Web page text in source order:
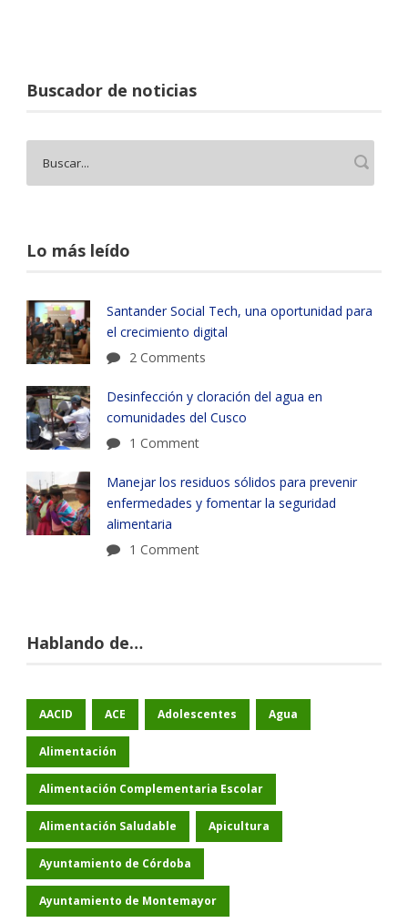
Buscador de noticias
Lo más leído
Santander Social Tech, una oportunidad para
el crecimiento digital
2 Comments
Desinfección y cloración del agua en
comunidades del Cusco
1 Comment
Manejar los residuos sólidos para prevenir
enfermedades y fomentar la seguridad
alimentaria
1 Comment
Hablando de…
AACID ACE Adolescentes Agua
Alimentación
Alimentación Complementaria Escolar
Alimentación Saludable Apicultura
Ayuntamiento de Córdoba
Ayuntamiento de Montemayor